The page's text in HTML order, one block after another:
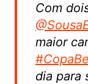
Com
maior
dia para